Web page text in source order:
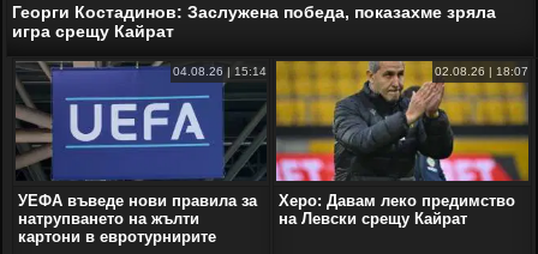
Георги Костадинов: Заслужена победа, показахме зряла
игра срещу Кайрат
04.08.26 | 15:14
УЕФА въведе нови правила за
натрупването на жълти
картони в евротурнирите
02.08.26 | 18:07
Херо: Давам леко предимство
на Левски срещу Кайрат